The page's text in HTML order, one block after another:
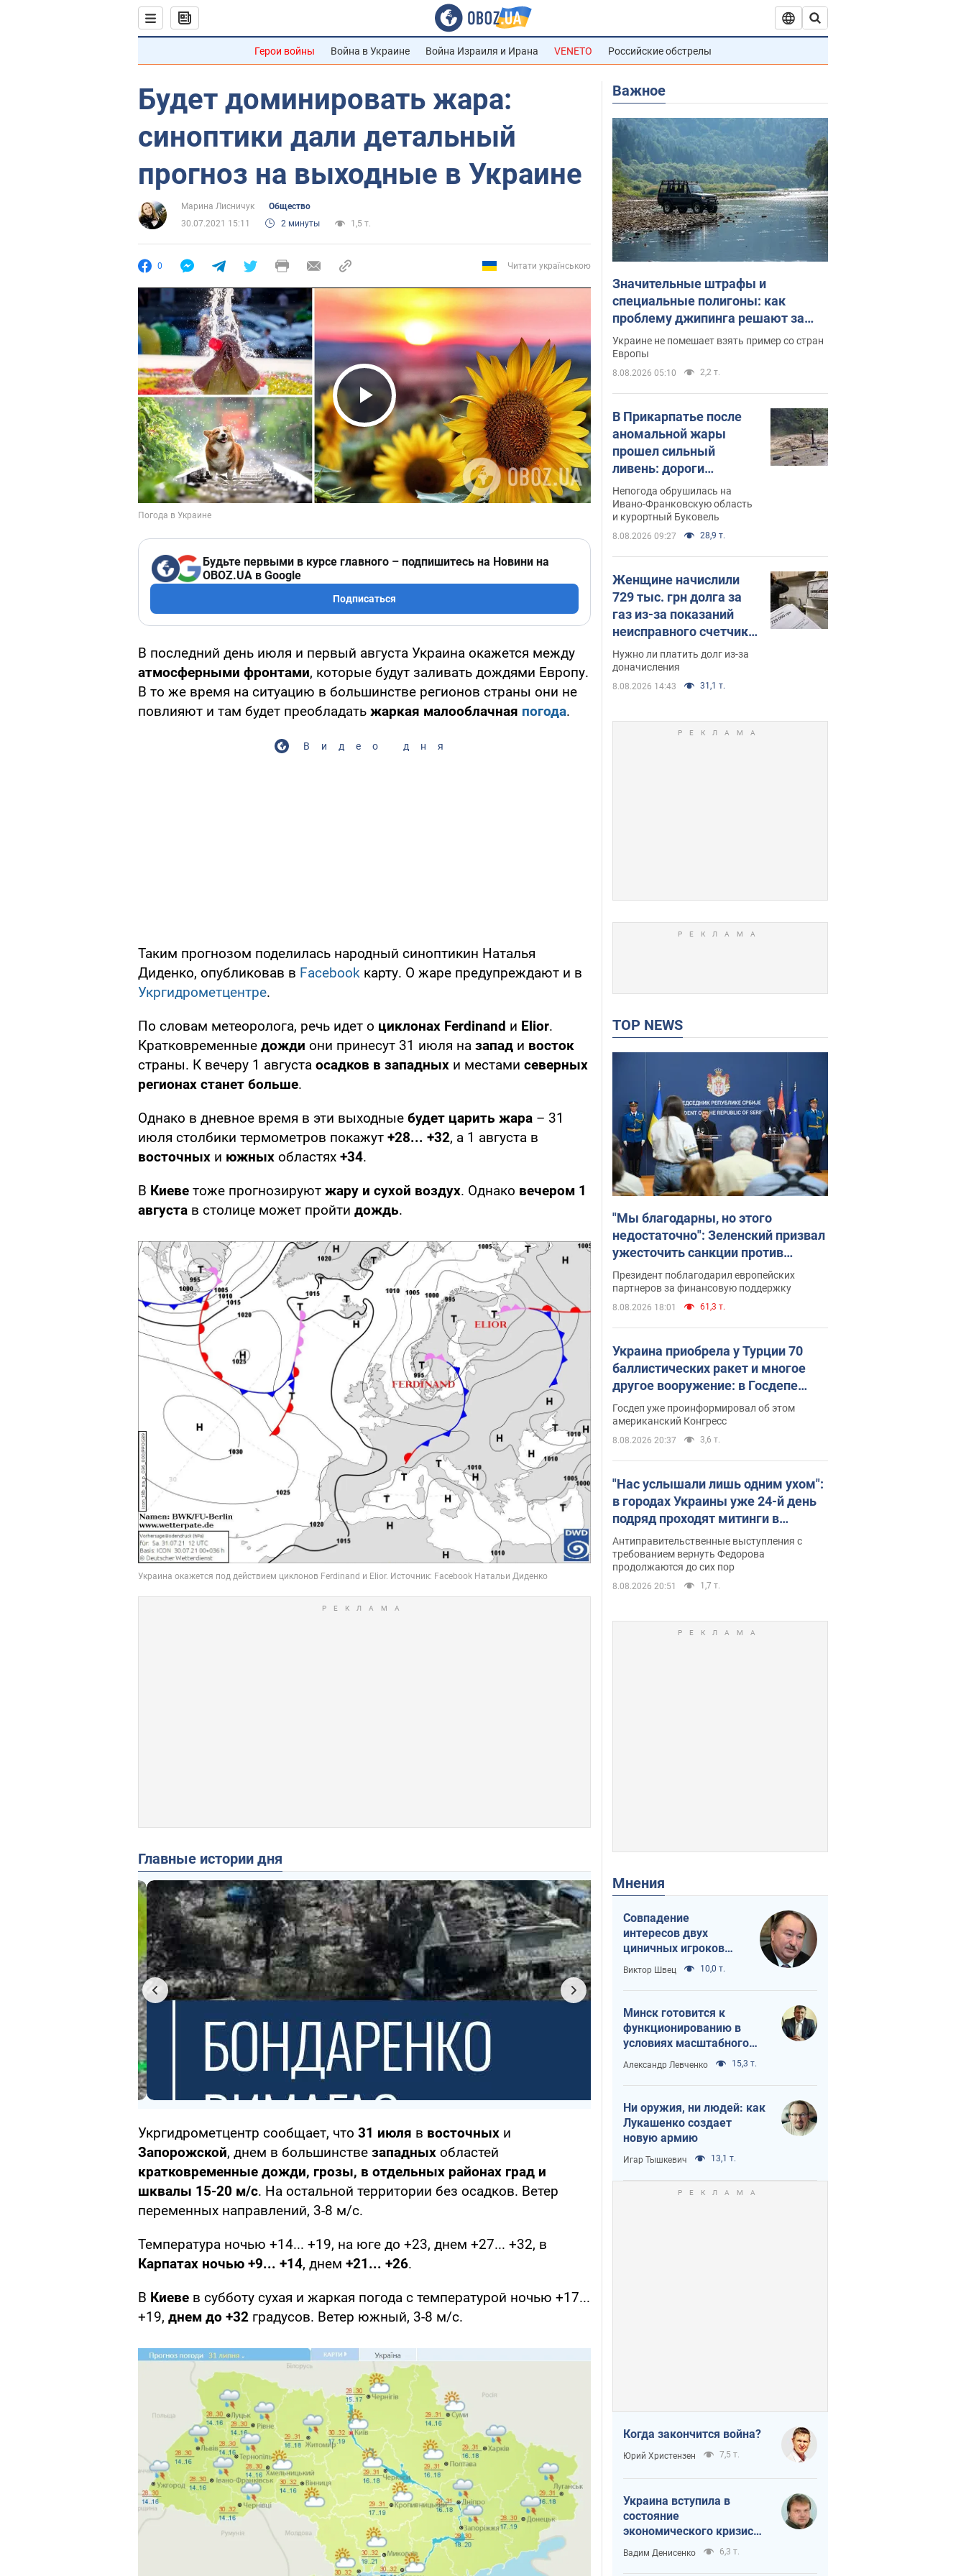
Герои войны Война в Украине Война Израиля и Ирана VENETO Российские обстрелы
Будет доминировать жара:
синоптики дали детальный
прогноз на выходные в Украине
Марина Лисничук
Общество
30.07.2021 15:11
2 минуты 1,5 т.
0 Читати українською
Play Video
Будьте первыми в курсе главного – подпишитесь на Новини на
OBOZ.UA в Google
Подписаться
В последний день июля и первый августа Украина окажется между
атмосферными фронтами, которые будут заливать дождями Европу.
В то же время на ситуацию в большинстве регионов страны они не
повлияют и там будет преобладать жаркая малооблачная погода.
Видео дня
Таким прогнозом поделилась народный синоптикин Наталья
Диденко, опубликовав в Facebook карту. О жаре предупреждают и в
Укргидрометцентре.
По словам метеоролога, речь идет о циклонах Ferdinand и Elior.
Кратковременные дожди они принесут 31 июля на запад и восток
страны. К вечеру 1 августа осадков в западных и местами северных
регионах станет больше.
Однако в дневное время в эти выходные будет царить жара – 31
июля столбики термометров покажут +28... +32, а 1 августа в
восточных и южных областях +34.
В Киеве тоже прогнозируют жару и сухой воздух. Однако вечером 1
августа в столице может пройти дождь.
Главные истории дня
Укргидрометцентр сообщает, что 31 июля в восточных и
Запорожской, днем в большинстве западных областей
кратковременные дожди, грозы, в отдельных районах град и
шквалы 15-20 м/с. На остальной территории без осадков. Ветер
переменных направлений, 3-8 м/с.
Температура ночью +14... +19, на юге до +23, днем +27... +32, в
Карпатах ночью +9... +14, днем +21... +26.
В Киеве в субботу сухая и жаркая погода с температурой ночью +17...
+19, днем до +32 градусов. Ветер южный, 3-8 м/с.
Важное
Значительные штрафы и
специальные полигоны: как
проблему джипинга решают за
границей
Украине не помешает взять пример со стран
Европы
8.08.2026 05:10 2,2 т.
В Прикарпатье после
аномальной жары
прошел сильный
ливень: дороги
превратились в реки.
Видео
Непогода обрушилась на
Ивано-Франковскую область
и курортный Буковель
8.08.2026 09:27 28,9 т.
Женщине начислили
729 тыс. грн долга за
газ из-за показаний
неисправного счетчика:
судья вынес
неожиданное решение
Нужно ли платить долг из-за
доначисления
8.08.2026 14:43 31,1 т.
TOP NEWS
"Мы благодарны, но этого
недостаточно": Зеленский призвал
ужесточить санкции против
России
Президент поблагодарил европейских
партнеров за финансовую поддержку
8.08.2026 18:01 61,3 т.
Украина приобрела у Турции 70
баллистических ракет и многое
другое вооружение: в Госдепе
США обнародовали список
Госдеп уже проинформировал об этом
американский Конгресс
8.08.2026 20:37 3,6 т.
"Нас услышали лишь одним ухом":
в городах Украины уже 24-й день
подряд проходят митинги в
поддержку Федорова. Фото и
видео
Антиправительственные выступления с
требованием вернуть Федорова
продолжаются до сих пор
8.08.2026 20:51 1,7 т.
Мнения
Совпадение
интересов двух
циничных игроков
или тайный план
Трампа и Путина?
Виктор Швец 10,0 т.
Минск готовится к
функционированию в
условиях масштабного
военного кризиса
Александр Левченко 15,3 т.
Ни оружия, ни людей: как
Лукашенко создает
новую армию
Игар Тышкевич 13,1 т.
Когда закончится война?
Юрий Христензен 7,5 т.
Украина вступила в
состояние
экономического кризиса.
Есть ли свет в конце
туннеля?
Вадим Денисенко 6,3 т.